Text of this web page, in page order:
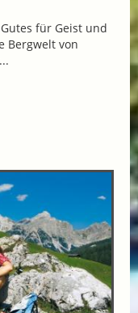
für Geist und
Bergwelt von